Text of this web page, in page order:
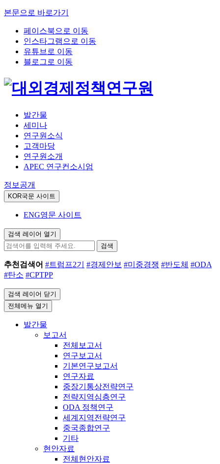
본문으로 바로가기
페이스북으로 이동
인스타그램으로 이동
유튜브로 이동
블로그로 이동
발간물
세미나
연구원소식
고객마당
연구원소개
APEC 연구컨소시엄
정보공개
KOR국문 사이트
ENG영문 사이트
검색 레이어 열기
검색
추천검색어 #트럼프2기 #경제안보 #미중경쟁 #반도체 #ODA
#탄소 #CPTPP
검색 레이어 닫기
전체메뉴 열기
발간물
보고서
전체보고서
연구보고서
기본연구보고서
연구자료
중장기통상전략연구
전략지역심층연구
ODA 정책연구
세계지역전략연구
중국종합연구
기타
현안자료
전체현안자료